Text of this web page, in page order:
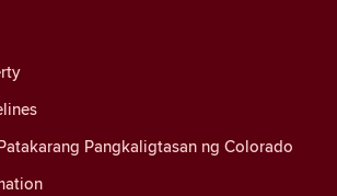
Pangkaligtasan ng Colorado